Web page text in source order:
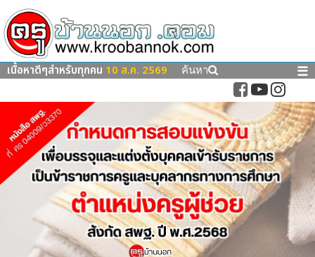
เนื้อหาดีๆสำหรับทุกคน 10 ส.ค. 2569 ค้นหา ☰